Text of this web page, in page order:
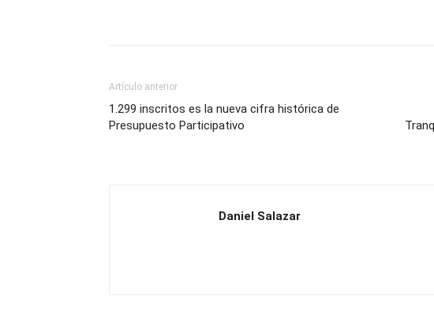
Artículo anterior
1.299 inscritos es la nueva cifra histórica de
Presupuesto Participativo
Daniel Salazar